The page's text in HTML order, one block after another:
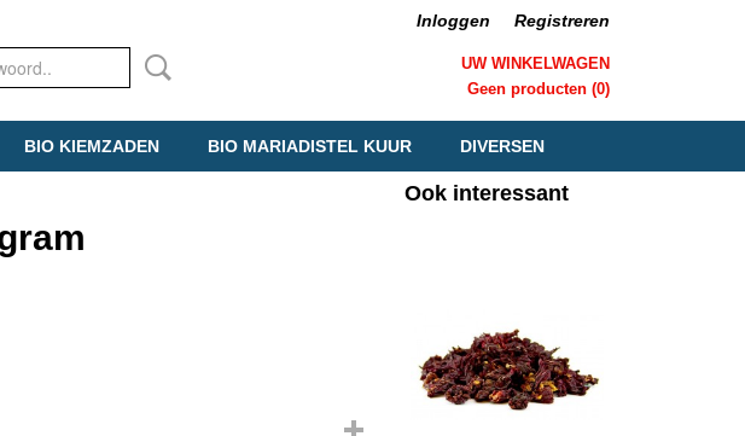
Inloggen Registreren
UW WINKELWAGEN
Geen producten (0)
BIO KIEMZADEN BIO MARIADISTEL KUUR DIVERSEN
Ook interessant